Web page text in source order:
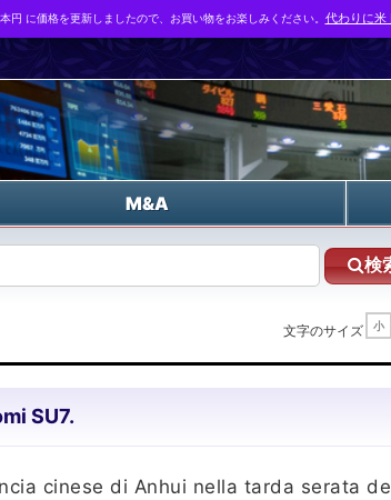
M&A
検
文字のサイズ 小
SU7.
cinese di Anhui nella tarda serata
に価格を更新しましたので、お買い物をお楽しみください。 代わりに米